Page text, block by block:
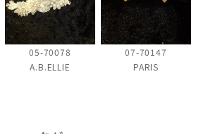
05-70078
A.B.ELLIE
07-70147
PARIS